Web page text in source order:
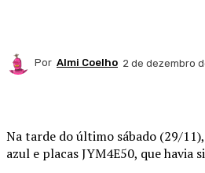
Por Almi Coelho 2 de dezembro
Na tarde do último sábado (29/
azul e placas JYM4E50, que